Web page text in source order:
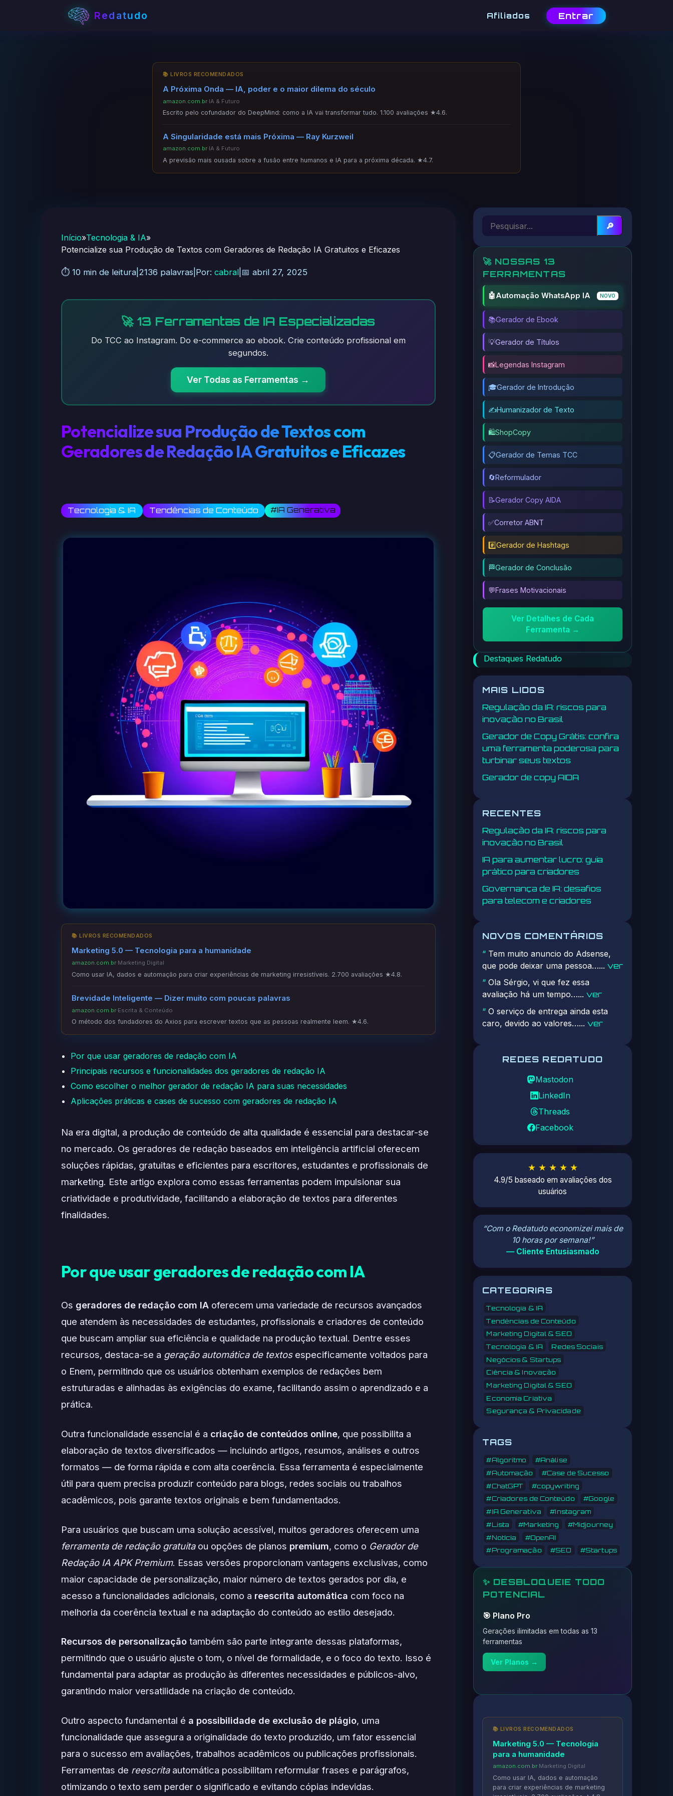
Redatudo Afiliados Entrar
📚 LIVROS RECOMENDADOS
A Próxima Onda — IA, poder e o maior dilema do século
amazon.com.br·IA & Futuro
Escrito pelo cofundador do DeepMind: como a IA vai transformar tudo. 1.100 avaliações ★4.6.
A Singularidade está mais Próxima — Ray Kurzweil
amazon.com.br·IA & Futuro
A previsão mais ousada sobre a fusão entre humanos e IA para a próxima década. ★4.7.
Início»Tecnologia & IA»
Potencialize sua Produção de Textos com Geradores de Redação IA Gratuitos e Eficazes
⏱️ 10 min de leitura 2136 palavras Por: cabral 📅 abril 27, 2025
🚀 13 Ferramentas de IA Especializadas
Do TCC ao Instagram. Do e-commerce ao ebook. Crie conteúdo profissional em
segundos.
Ver Todas as Ferramentas →
Potencialize sua Produção de Textos com
Geradores de Redação IA Gratuitos e Eficazes
Tecnologia & IA Tendências de Conteúdo #IA Generativa
📚 LIVROS RECOMENDADOS
Marketing 5.0 — Tecnologia para a humanidade
amazon.com.br·Marketing Digital
Como usar IA, dados e automação para criar experiências de marketing irresistíveis. 2.700 avaliações ★4.8.
Brevidade Inteligente — Dizer muito com poucas palavras
amazon.com.br·Escrita & Conteúdo
O método dos fundadores do Axios para escrever textos que as pessoas realmente leem. ★4.6.
Por que usar geradores de redação com IA
Principais recursos e funcionalidades dos geradores de redação IA
Como escolher o melhor gerador de redação IA para suas necessidades
Aplicações práticas e cases de sucesso com geradores de redação IA
Na era digital, a produção de conteúdo de alta qualidade é essencial para destacar-se
no mercado. Os geradores de redação baseados em inteligência artificial oferecem
soluções rápidas, gratuitas e eficientes para escritores, estudantes e profissionais de
marketing. Este artigo explora como essas ferramentas podem impulsionar sua
criatividade e produtividade, facilitando a elaboração de textos para diferentes
finalidades.
Por que usar geradores de redação com IA
Os geradores de redação com IA oferecem uma variedade de recursos avançados
que atendem às necessidades de estudantes, profissionais e criadores de conteúdo
que buscam ampliar sua eficiência e qualidade na produção textual. Dentre esses
recursos, destaca-se a geração automática de textosespecificamente voltados para
o Enem, permitindo que os usuários obtenham exemplos de redações bem
estruturadas e alinhadas às exigências do exame, facilitando assim o aprendizado e a
prática.
Outra funcionalidade essencial é a criação de conteúdos online, que possibilita a
elaboração de textos diversificados — incluindo artigos, resumos, análises e outros
formatos — de forma rápida e com alta coerência. Essa ferramenta é especialmente
útil para quem precisa produzir conteúdo para blogs, redes sociais ou trabalhos
acadêmicos, pois garante textos originais e bem fundamentados.
Para usuários que buscam uma solução acessível, muitos geradores oferecem uma
ferramenta de redação gratuitaou opções de planos premium, como o Gerador de
Redação IA APK Premium. Essas versões proporcionam vantagens exclusivas, como
maior capacidade de personalização, maior número de textos gerados por dia, e
acesso a funcionalidades adicionais, como a reescrita automática com foco na
melhoria da coerência textual e na adaptação do conteúdo ao estilo desejado.
Recursos de personalização também são parte integrante dessas plataformas,
permitindo que o usuário ajuste o tom, o nível de formalidade, e o foco do texto. Isso é
fundamental para adaptar as produção às diferentes necessidades e públicos-alvo,
garantindo maior versatilidade na criação de conteúdo.
Outro aspecto fundamental é a possibilidade de exclusão de plágio, uma
funcionalidade que assegura a originalidade do texto produzido, um fator essencial
para o sucesso em avaliações, trabalhos acadêmicos ou publicações profissionais.
Ferramentas de reescritaautomática possibilitam reformular frases e parágrafos,
otimizando o texto sem perder o significado e evitando cópias indevidas.
🔎
🚀 NOSSAS 13
FERRAMENTAS
🤖Automação WhatsApp IA NOVO
📚Gerador de Ebook
💡Gerador de Títulos
📸Legendas Instagram
🎓Gerador de Introdução
✍️Humanizador de Texto
🛍️ShopCopy
📋Gerador de Temas TCC
🔄Reformulador
📝Gerador Copy AIDA
✅Corretor ABNT
#️⃣Gerador de Hashtags
🏁Gerador de Conclusão
💬Frases Motivacionais
Ver Detalhes de Cada
Ferramenta →
Destaques Redatudo
MAIS LIDOS
Regulação da IA: riscos para
inovação no Brasil
Gerador de Copy Grátis: confira
uma ferramenta poderosa para
turbinar seus textos
Gerador de copy AIDA
RECENTES
Regulação da IA: riscos para
inovação no Brasil
IA para aumentar lucro: guia
prático para criadores
Governança de IA: desafios
para telecom e criadores
NOVOS COMENTÁRIOS
“Tem muito anuncio do Adsense,
que pode deixar uma pessoa…... ver
“Ola Sérgio, vi que fez essa
avaliação há um tempo…... ver
“O serviço de entrega ainda esta
caro, devido ao valores…... ver
REDES REDATUDO
Mastodon
LinkedIn
Threads
Facebook
★ ★ ★ ★ ★
4.9/5 baseado em avaliações dos
usuários
“Com o Redatudo economizei mais de
10 horas por semana!”
— Cliente Entusiasmado
CATEGORIAS
Tecnologia & IA
Tendências de Conteúdo
Marketing Digital & SEO
Tecnologia & IA
Redes Sociais
Negócios & Startups
Ciência & Inovação
Marketing Digital & SEO
Economia Criativa
Segurança & Privacidade
TAGS
#Algoritmo
#Análise
#Automação
#Case de Sucesso
#ChatGPT
#copywriting
#Criadores de Conteúdo
#Google
#IA Generativa
#Instagram
#Lista
#Marketing
#Midjourney
#Notícia
#OpenAI
#Programação
#SEO #Startups
✨ DESBLOQUEIE TODO
POTENCIAL
🎯 Plano Pro
Gerações ilimitadas em todas as 13
ferramentas
Ver Planos →
📚 LIVROS RECOMENDADOS
Marketing 5.0 — Tecnologia
para a humanidade
amazon.com.br·Marketing Digital
Como usar IA, dados e automação
para criar experiências de marketing